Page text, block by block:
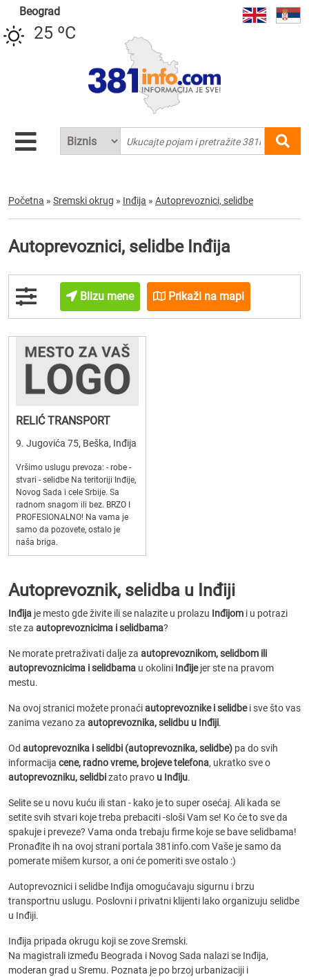
Beograd
25 ºC
Početna » Sremski okrug » Inđija » Autoprevoznici, selidbe
Autoprevoznici, selidbe Inđija
Blizu mene Prikaži na mapi
RELIĆ TRANSPORT
9. Jugovića 75, Beška, Inđija
Vršimo uslugu prevoza: - robe -
stvari - selidbe Na teritoriji Inđije,
Novog Sada i cele Srbije. Sa
radnom snagom ili bez. BRZO I
PROFESIONALNO! Na vama je
samo da pozovete, ostalo je
naša briga.
Autoprevoznik, selidba u Inđiji
Inđija je mesto gde živite ili se nalazite u prolazu Inđijom i u potrazi
ste za autoprevoznicima i selidbama?
Ne morate pretraživati dalje za autoprevoznikom, selidbom ili
autoprevoznicima i selidbama u okolini Inđijejer ste na pravom
mestu.
Na ovoj stranici možete pronaćiautoprevoznike i selidbei sve što vas
zanima vezano za autoprevoznika, selidbu u Inđiji.
Od autoprevoznika i selidbi (autoprevoznika, selidbe) pa do svih
informacija cene, radno vreme, brojeve telefona, ukratko sve o
autoprevozniku, selidbizato pravo u Inđiju.
Selite se u novu kuću ili stan - kako je to super osećaj. Ali kada se
setite svih stvari koje treba prebaciti -sloši Vam se! Ko će to sve da
spakuje i preveze? Vama onda trebaju firme koje se bave selidbama!
Pronađite ih na ovoj strani portala 381info.com Vaše je samo da
pomerate mišem kursor, a oni će pomeriti sve ostalo :)
Autoprevoznici i selidbe Inđija omogućavaju sigurnu i brzu
transportnu uslugu. Poslovni i privatni klijenti lako organizuju selidbe
u Inđiji.
Inđija pripada okrugu koji se zove Sremski.
Na magistrali između Beograda i Novog Sada nalazi se Inđija,
moderan grad u Sremu. Poznata je po brzoj urbanizaciji i